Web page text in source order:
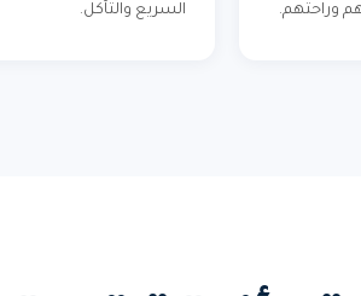
وراحتهم.
السريع والتآكل.